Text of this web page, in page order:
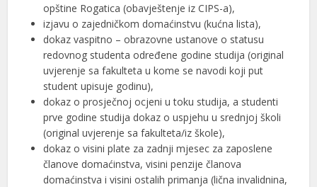
opštine Rogatica (obavještenje iz CIPS-a),
izjavu o zajedničkom domaćinstvu (kućna lista),
dokaz vaspitno – obrazovne ustanove o statusu
redovnog studenta određene godine studija (original
uvjerenje sa fakulteta u kome se navodi koji put
student upisuje godinu),
dokaz o prosječnoj ocjeni u toku studija, a studenti
prve godine studija dokaz o uspjehu u srednjoj školi
(original uvjerenje sa fakulteta/iz škole),
dokaz o visini plate za zadnji mjesec za zaposlene
članove domaćinstva, visini penzije članova
domaćinstva i visini ostalih primanja (lična invalidnina,